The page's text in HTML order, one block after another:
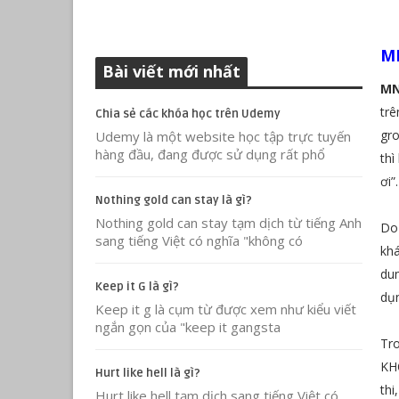
Bài viết mới nhất
Chia sẻ các khóa học trên Udemy
Udemy là một website học tập trực tuyến
hàng đầu, đang được sử dụng rất phổ
Nothing gold can stay là gì?
Nothing gold can stay tạm dịch từ tiếng Anh
sang tiếng Việt có nghĩa "không có
Keep it G là gì?
Keep it g là cụm từ được xem như kiểu viết
ngắn gọn của "keep it gangsta
Hurt like hell là gì?
Hurt like hell tạm dịch sang tiếng Việt có
thì
ơi”.